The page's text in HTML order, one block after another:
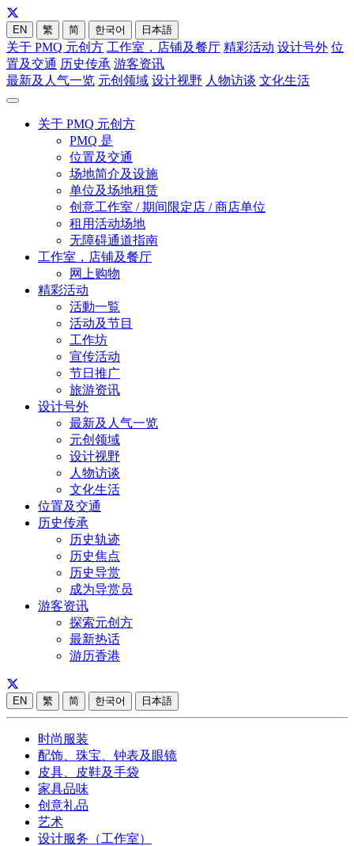
EN 繁 简 한국어 日本語
关于 PMQ 元创方 工作室，店铺及餐厅 精彩活动 设计号外 位
置及交通 历史传承 游客资讯
最新及人气一览 元创领域 设计视野 人物访谈 文化生活
关于 PMQ 元创方
PMQ 是
位置及交通
场地简介及设施
单位及场地租赁
创意工作室 / 期间限定店 / 商店单位
租用活动场地
无障碍通道指南
工作室，店铺及餐厅
网上购物
精彩活动
活動一覧
活动及节目
工作坊
宣传活动
节日推广
旅游资讯
设计号外
最新及人气一览
元创领域
设计视野
人物访谈
文化生活
位置及交通
历史传承
历史轨迹
历史焦点
历史导赏
成为导赏员
游客资讯
探索元创方
最新热话
游历香港
EN 繁 简 한국어 日本語
时尚服装
配饰、珠宝、钟表及眼镜
皮具、皮鞋及手袋
家具品味
创意礼品
艺术
设计服务（工作室）